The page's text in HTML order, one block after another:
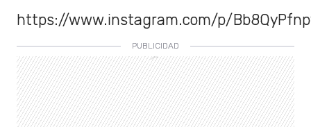
https://www.instagram.com/p/